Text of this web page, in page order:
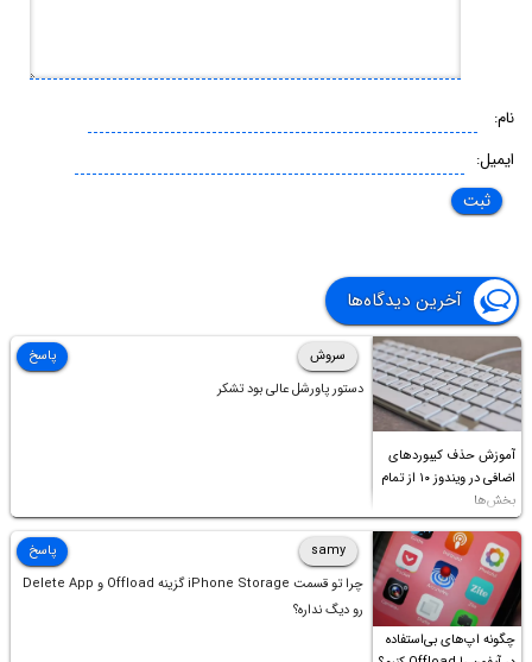
نام:
ایمیل:
آخرین دیدگاه‌ها
آموزش حذف کیبوردهای
اضافی در ویندوز ۱۰ از تمام
بخش‌ها
سروش
دستور پاورشل عالی بود تشکر
پاسخ
چگونه اپ‌های بی‌استفاده
samy
چرا تو قسمت iPhone Storage گزینه Offload و Delete App
رو دیگ نداره؟
پاسخ